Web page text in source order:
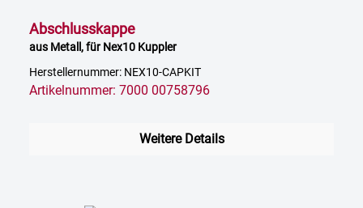
Abschlusskappe
aus Metall, für Nex10 Kuppler
Herstellernummer: NEX10-CAPKIT
Artikelnummer: 7000 00758796
Weitere Details